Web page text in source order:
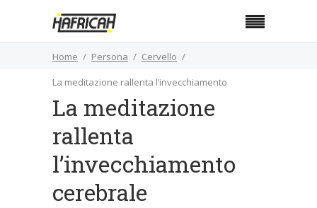
Home Persona
Cervello
La meditazione rallenta l’invecchiamento
cerebrale
La meditazione
rallenta
l’invecchiamento
cerebrale